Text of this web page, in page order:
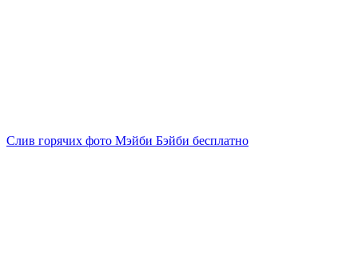
Слив горячих фото Мэйби Бэйби бесплатно